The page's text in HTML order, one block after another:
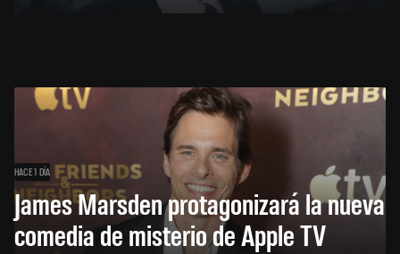
HACE 1 DÍA
James Marsden protagonizará la nueva
comedia de misterio de Apple TV